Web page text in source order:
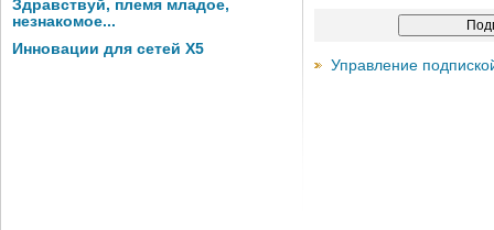
Здравствуй, племя младое,
незнакомое...
Инновации для сетей X5
Управление